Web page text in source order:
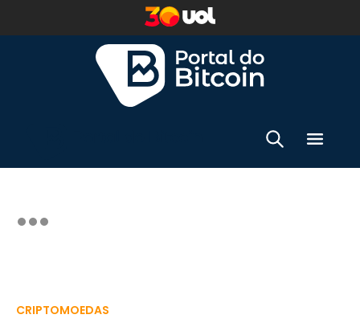
CRIPTOMOEDAS